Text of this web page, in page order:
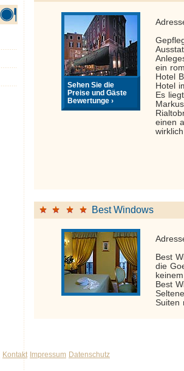
Sehen Sie die
Preise und Gäste
Bewertunge ›
ein
Hotel
Hotel
Es
einen
Best Windows
Best
die
Best
Suiten
Kontakt Impressum Datenschutz